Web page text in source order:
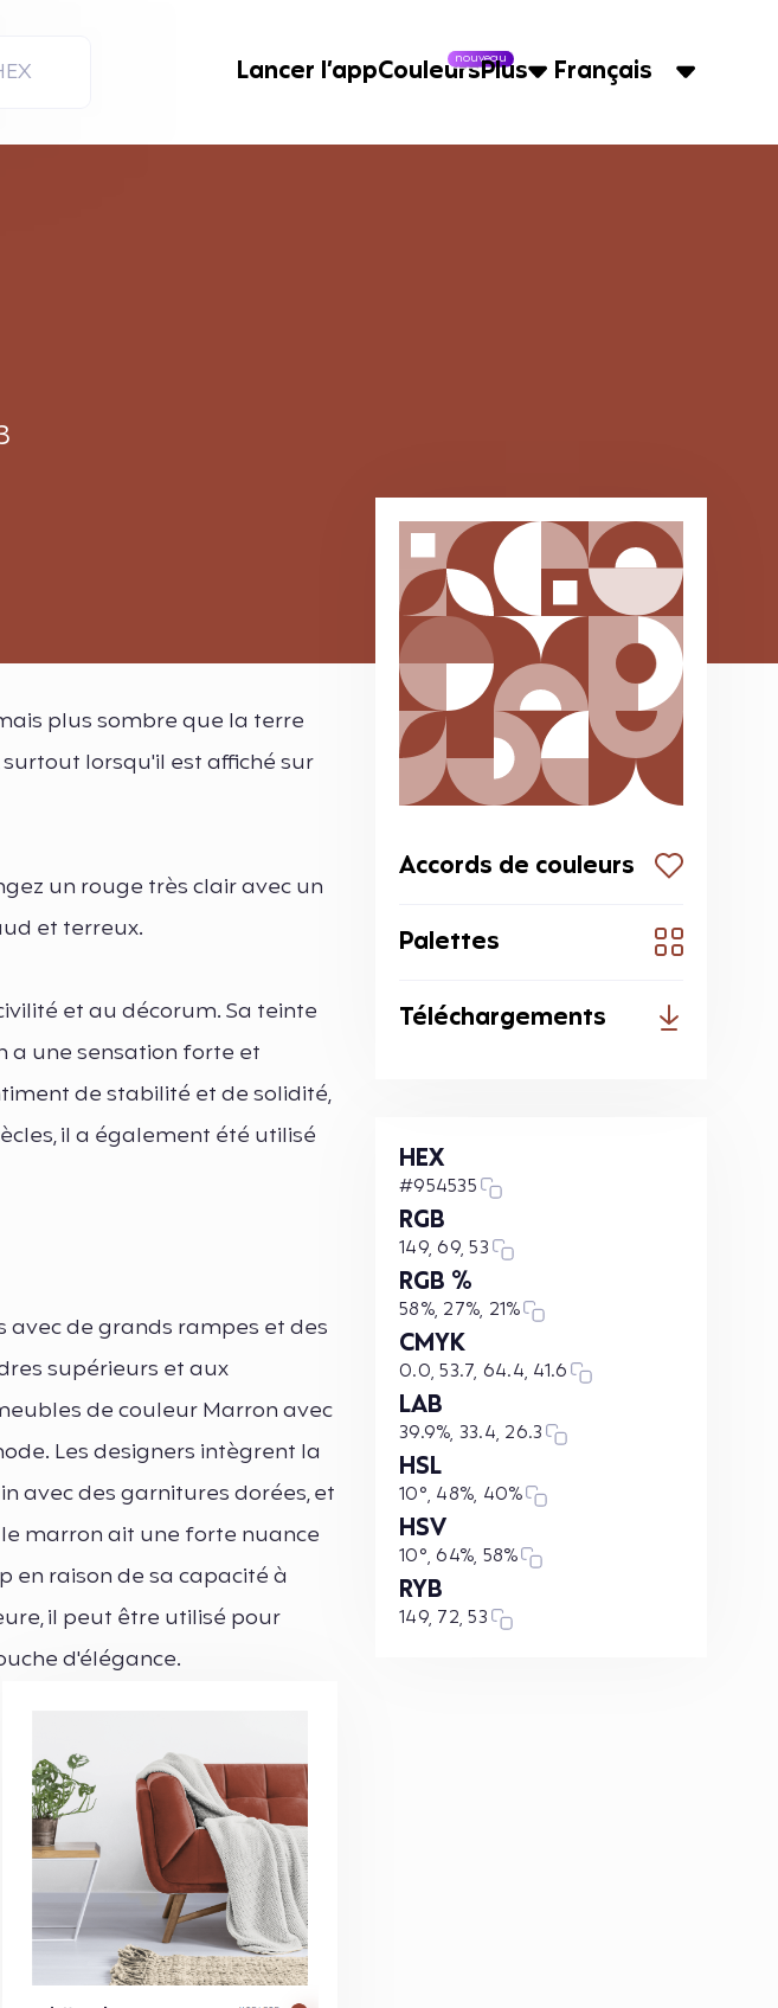
Lancer l’appCouleursnouveauPlus Français
plus sombre que la terre
lorsqu'il est affiché sur
un rouge très clair avec un
et terreux.
et au décorum. Sa teinte
a une sensation forte et
de stabilité et de solidité,
il a également été utilisé
avec de grands rampes et des
supérieurs et aux
de couleur Marron avec
Les designers intègrent la
avec des garnitures dorées, et
marron ait une forte nuance
en raison de sa capacité à
il peut être utilisé pour
d'élégance.
Accords de couleurs
Palettes
Téléchargements
HEX
#954535
RGB
149, 69, 53
RGB %
58%, 27%, 21%
CMYK
0.0, 53.7, 64.4, 41.6
LAB
39.9%, 33.4, 26.3
HSL
10°, 48%, 40%
HSV
10°, 64%, 58%
RYB
149, 72, 53